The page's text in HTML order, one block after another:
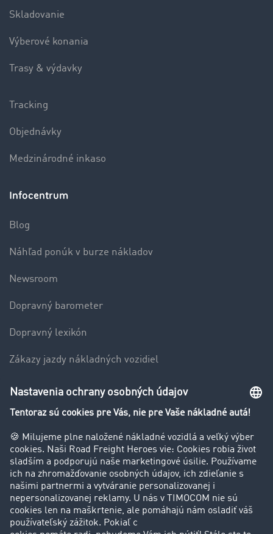
Skladovanie
Výberové konania
Trasy & výdavky
Tracking
Objednávky
Medzinárodné inkaso
Infocentrum
Blog
Náhľad ponúk v burze nákladov
Newsroom
Dopravný barometer
Dopravný lexikón
Zákazy jazdy nákladných vozidiel
Firma
Príbehy zákazníkov
Zákazníci získavajú zákazníkov
Podpora